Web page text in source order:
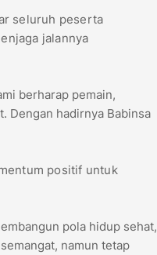
seluruh peserta
jalannya
berharap pemain,
Dengan hadirnya Babinsa
positif untuk
pola hidup sehat,
namun tetap